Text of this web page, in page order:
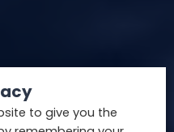
to give you the